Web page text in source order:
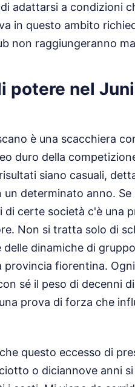
adattarsi a condizioni
in questo ambito
non raggiungeranno
potere nel
è una scacchiera
duro della
siano casuali,
un determinato anno.
di certe società c'è una
Non si tratta solo di
delle dinamiche di
provincia fiorentina.
sé il peso di decenni
prova di forza che
questo eccesso di
o diciannove anni